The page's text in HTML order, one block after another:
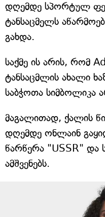
დღემდე სპორტულ
ტანსაცმელს
გახდა.
საქმე ის არის, რომ
ტანსაცმლის ახალი
საბჭოთა სიმბოლიკა
მაგალითად, ქალის
დღემდე ონლაინ
წარწერა "USSR" და
ამშვენებს.